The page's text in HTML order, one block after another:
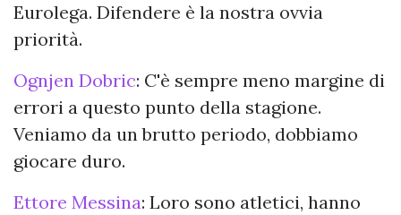
Eurolega. Difendere è la nostra ovvia
priorità.
Ognjen Dobric: C'è sempre meno margine di
errori a questo punto della stagione.
Veniamo da un brutto periodo, dobbiamo
giocare duro.
Ettore Messina: Loro sono atletici, hanno